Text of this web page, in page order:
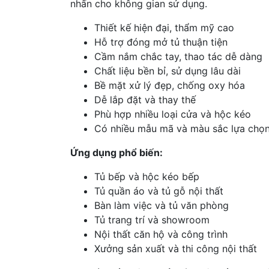
nhấn cho không gian sử dụng.
Thiết kế hiện đại, thẩm mỹ cao
Hỗ trợ đóng mở tủ thuận tiện
Cầm nắm chắc tay, thao tác dễ dàng
Chất liệu bền bỉ, sử dụng lâu dài
Bề mặt xử lý đẹp, chống oxy hóa
Dễ lắp đặt và thay thế
Phù hợp nhiều loại cửa và hộc kéo
Có nhiều mẫu mã và màu sắc lựa
Ứng dụng phổ biến:
Tủ bếp và hộc kéo bếp
Tủ quần áo và tủ gỗ nội thất
Bàn làm việc và tủ văn phòng
Tủ trang trí và showroom
Nội thất căn hộ và công trình
Xưởng sản xuất và thi công nội thất